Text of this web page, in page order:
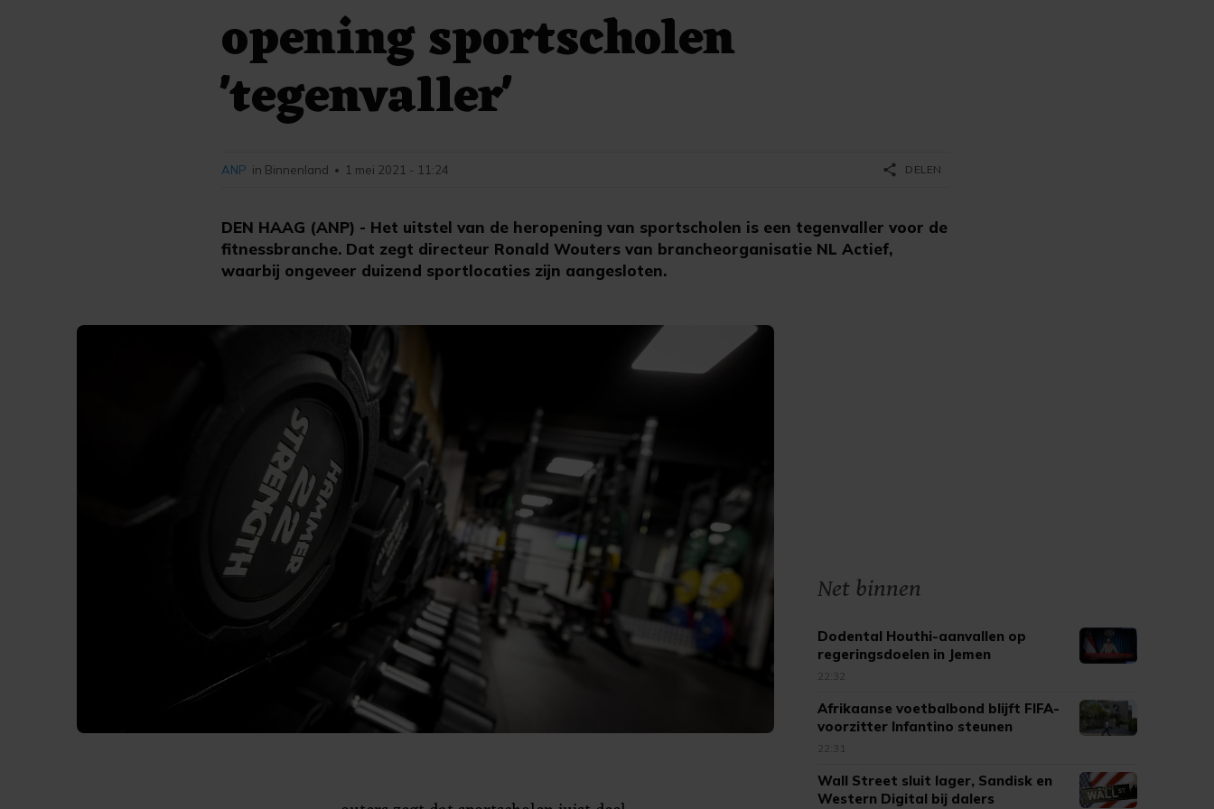
opening sportscholen
'tegenvaller'
DEN HAAG (ANP) - Het uitstel van de heropening van sportscholen is een tegenvaller voor de
fitnessbranche. Dat zegt directeur Ronald Wouters van brancheorganisatie NL Actief,
waarbij ongeveer duizend sportlocaties zijn aangesloten.
ANP in Binnenland • 1 mei 2021 - 11:24 share DELEN
Net binnen
Dodental Houthi-aanvallen op
regeringsdoelen in Jemen
opgelopen
22:32
Afrikaanse voetbalbond blijft FIFA-
voorzitter Infantino steunen
22:31
Wall Street sluit lager, Sandisk en
Western Digital bij dalers